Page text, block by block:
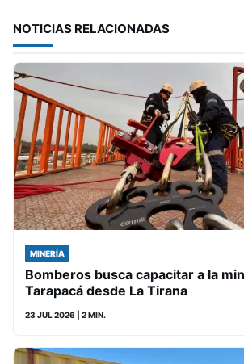
NOTICIAS RELACIONADAS
MINERÍA
Bomberos busca capacitar a la
Tarapacá desde La Tirana
23 JUL 2026 | 2 MIN.